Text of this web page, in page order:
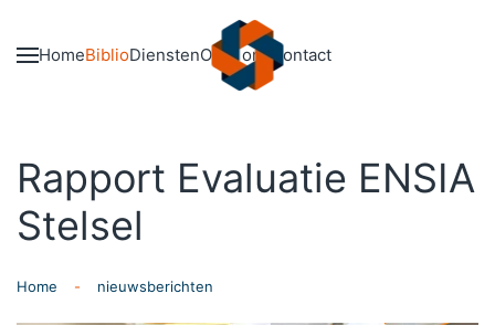
Skip to main content
HomeBiblioDienstenOver onsContact
Rapport Evaluatie ENSIA
Stelsel
Home nieuwsberichten